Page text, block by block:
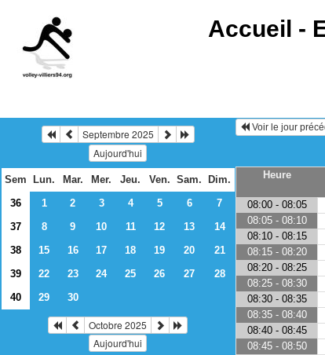
Accueil -
Septembre 2025
Aujourd'hui
Sem Lun. Mar. Mer. Jeu. Ven. Sam. Dim.
36
1 2 3 4 5 6
7
37
8 9 10 11 12 13
14
38
15 16 17 18 19 20
21
39
22 23 24 25 26 27
28
40
29 30
Octobre 2025
Aujourd'hui
Voir le jour
Heure
08:00 - 08:05
08:05 - 08:10
08:10 - 08:15
08:15 - 08:20
08:20 - 08:25
08:25 - 08:30
08:30 - 08:35
08:35 - 08:40
08:40 - 08:45
08:45 - 08:50